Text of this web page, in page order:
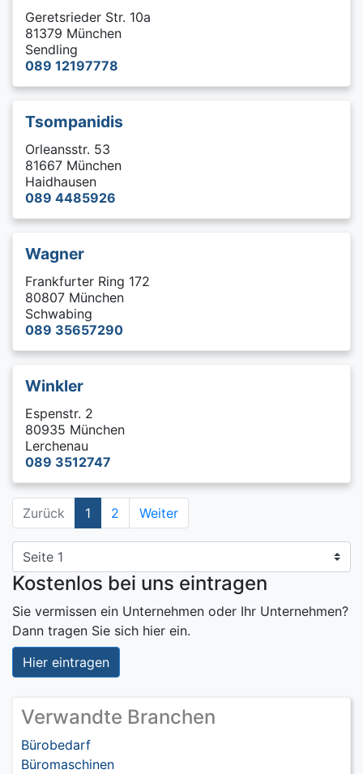
Geretsrieder Str. 10a
81379 München
Sendling
089 12197778
Tsompanidis
Orleansstr. 53
81667 München
Haidhausen
089 4485926
Wagner
Frankfurter Ring 172
80807 München
Schwabing
089 35657290
Winkler
Espenstr. 2
80935 München
Lerchenau
089 3512747
Zurück 1 2 Weiter
Kostenlos bei uns eintragen
Sie vermissen ein Unternehmen oder Ihr Unternehmen?
Dann tragen Sie sich hier ein.
Hier eintragen
Verwandte Branchen
Bürobedarf
Büromaschinen